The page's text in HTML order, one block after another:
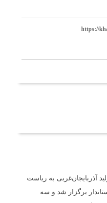
https://
آذربایجان‌غربی به ریاست
برگزار شد و سه